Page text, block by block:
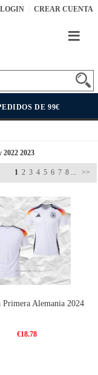
LOGIN CREAR CUENTA
DE 99€
2023
1 2 3 4 5 6 7 8 ... >>
Primera Alemania 2024
€18.78